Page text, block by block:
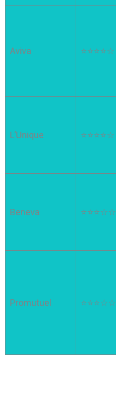
Aviva ⭐⭐⭐⭐☆
L’Unique ⭐⭐⭐⭐☆
Beneva ⭐⭐⭐☆☆
Promutuel ⭐⭐⭐☆☆